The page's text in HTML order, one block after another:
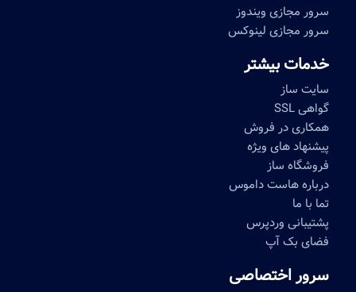
سرور مجازی ویندوز
سرور مجازی لینوکس
خدمات بیشتر
سایت ساز
گواهی SSL
همکاری در فروش
پیشنهاد های ویژه
فروشگاه ساز
درباره هاست داموس
تما با ما
پشتیبانی وردپرس
فضای بک آپ
سرور اختصاصی